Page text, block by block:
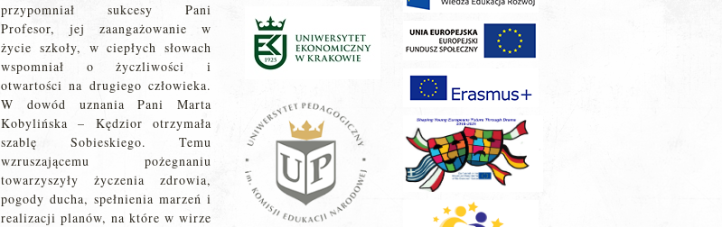
przypomniał sukcesy Pani
Profesor, jej zaangażowanie w
życie szkoły, w ciepłych słowach
wspomniał o życzliwości i
otwartości na drugiego człowieka.
W dowód uznania Pani Marta
Kobylińska – Kędzior otrzymała
szablę Sobieskiego. Temu
wzruszającemu pożegnaniu
towarzyszyły życzenia zdrowia,
pogody ducha, spełnienia marzeń i
realizacji planów, na które w wirze